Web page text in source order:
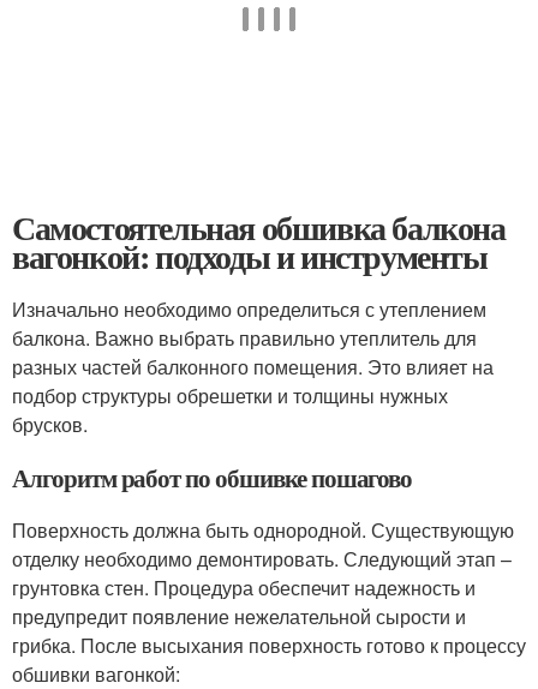
Самостоятельная обшивка балкона
вагонкой: подходы и инструменты
Изначально необходимо определиться с утеплением
балкона. Важно выбрать правильно утеплитель для
разных частей балконного помещения. Это влияет на
подбор структуры обрешетки и толщины нужных
брусков.
Алгоритм работ по обшивке пошагово
Поверхность должна быть однородной. Существующую
отделку необходимо демонтировать. Следующий этап –
грунтовка стен. Процедура обеспечит надежность и
предупредит появление нежелательной сырости и
грибка. После высыхания поверхность готово к процессу
обшивки вагонкой: